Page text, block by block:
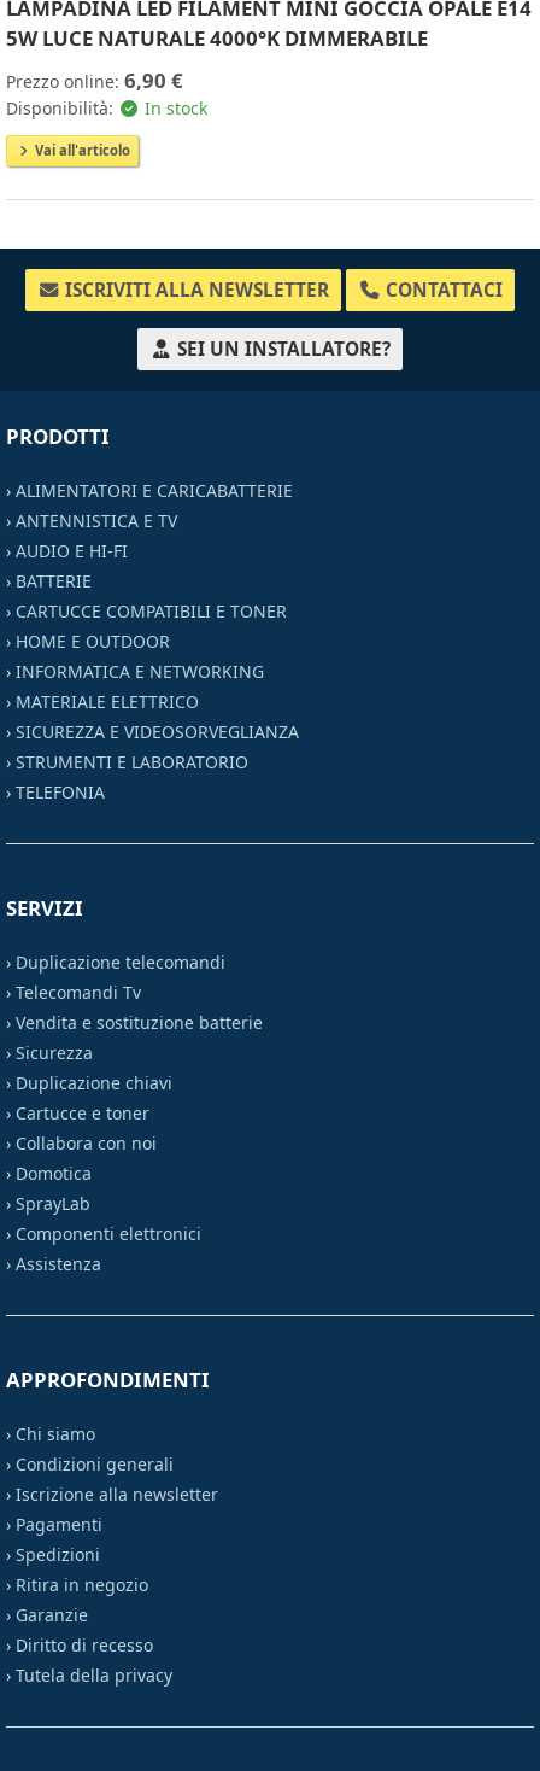
LAMPADINA LED FILAMENT MINI GOCCIA OPALE E14
5W LUCE NATURALE 4000°K DIMMERABILE
Prezzo online: 6,90 €
Disponibilità: In stock
Vai all'articolo
ISCRIVITI ALLA NEWSLETTER CONTATTACI
SEI UN INSTALLATORE?
PRODOTTI
› ALIMENTATORI E CARICABATTERIE
› ANTENNISTICA E TV
› AUDIO E HI-FI
› BATTERIE
› CARTUCCE COMPATIBILI E TONER
› HOME E OUTDOOR
› INFORMATICA E NETWORKING
› MATERIALE ELETTRICO
› SICUREZZA E VIDEOSORVEGLIANZA
› STRUMENTI E LABORATORIO
› TELEFONIA
SERVIZI
› Duplicazione telecomandi
› Telecomandi Tv
› Vendita e sostituzione batterie
› Sicurezza
› Duplicazione chiavi
› Cartucce e toner
› Collabora con noi
› Domotica
› SprayLab
› Componenti elettronici
› Assistenza
APPROFONDIMENTI
› Chi siamo
› Condizioni generali
› Iscrizione alla newsletter
› Pagamenti
› Spedizioni
› Ritira in negozio
› Garanzie
› Diritto di recesso
› Tutela della privacy